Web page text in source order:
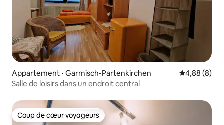
Appartement ⋅ Garmisch-Partenkirchen Évaluation
4,88 (8)
Salle de loisirs dans un endroit central
Coup de cœur voyageurs
Coup de cœur voyageurs